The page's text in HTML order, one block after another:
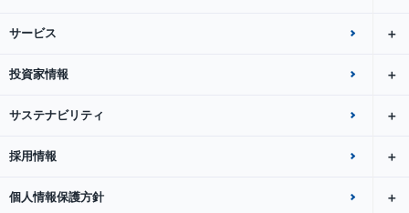
サービス
投資家情報
サステナビリティ
採用情報
個人情報保護方針